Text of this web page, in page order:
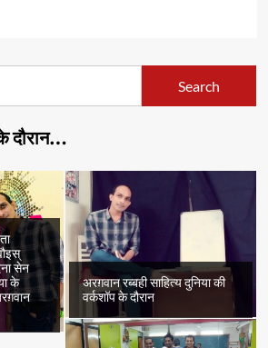
दौरान…
सेन
के
अरग़वान रब्बही साहित्य दुनिया की
वर्कशॉप के दौरान